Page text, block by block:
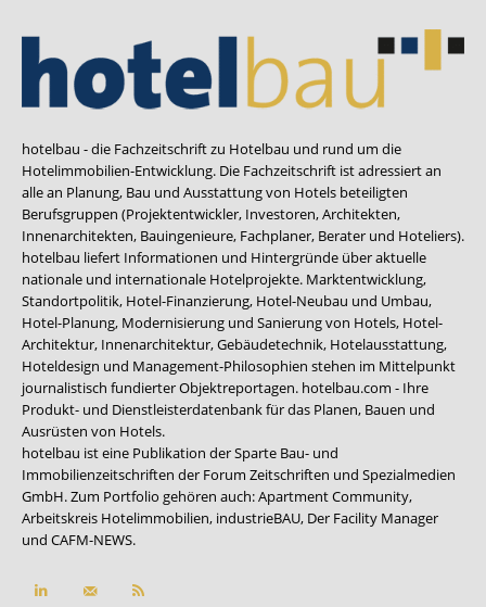
hotelbau - die Fachzeitschrift zu Hotelbau und rund um die
Hotelimmobilien-Entwicklung. Die Fachzeitschrift ist adressiert an
alle an Planung, Bau und Ausstattung von Hotels beteiligten
Berufsgruppen (Projektentwickler, Investoren, Architekten,
Innenarchitekten, Bauingenieure, Fachplaner, Berater und Hoteliers).
hotelbau liefert Informationen und Hintergründe über aktuelle
nationale und internationale Hotelprojekte. Marktentwicklung,
Standortpolitik, Hotel-Finanzierung, Hotel-Neubau und Umbau,
Hotel-Planung, Modernisierung und Sanierung von Hotels, Hotel-
Architektur, Innenarchitektur, Gebäudetechnik, Hotelausstattung,
Hoteldesign und Management-Philosophien stehen im Mittelpunkt
journalistisch fundierter Objektreportagen. hotelbau.com - Ihre
Produkt- und Dienstleisterdatenbank für das Planen, Bauen und
Ausrüsten von Hotels.
hotelbau ist eine Publikation der Sparte Bau- und
Immobilienzeitschriften der Forum Zeitschriften und Spezialmedien
GmbH. Zum Portfolio gehören auch:Apartment Community,
Arbeitskreis Hotelimmobilien, industrieBAU, Der Facility Manager
und CAFM-NEWS.